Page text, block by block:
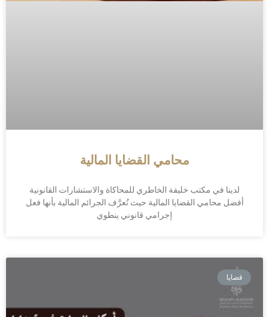
محامي القضايا المالية
لدينا في مكتب خليفة الخاطري للمحاكاة والاستشارات القانونية
أفضل محامي القضايا المالية حيث تُعرَّف الجرائم المالية بأنها فعل
إجرامي قانوني ينطوي
قضايا